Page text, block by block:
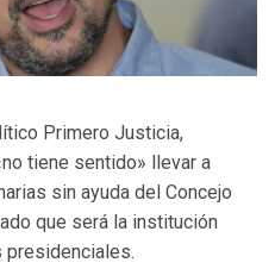
Primero Justicia,
tiene sentido» llevar a
sin ayuda del Concejo
que será la institución
presidenciales.